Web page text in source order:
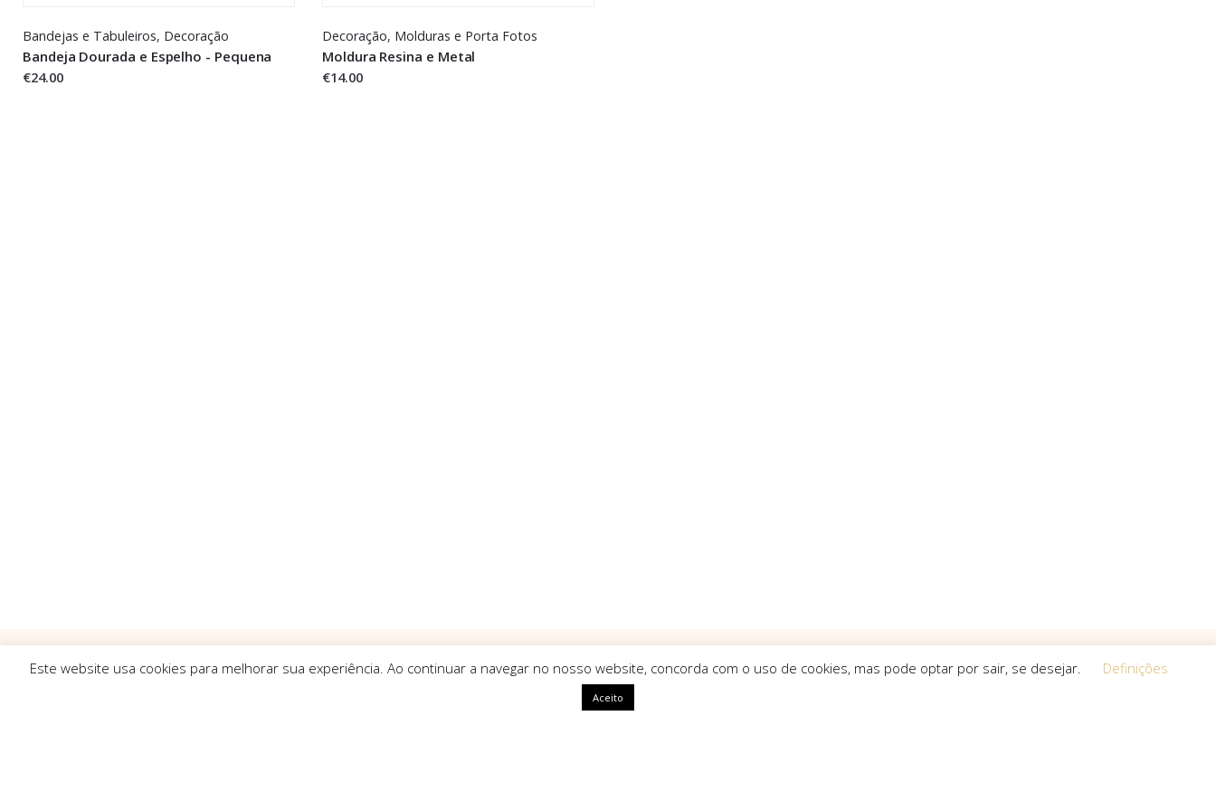
Bandejas e Tabuleiros, Decoração
Bandeja Dourada e Espelho - Pequena
€24.00
Decoração, Molduras e Porta Fotos
Moldura Resina e Metal
€14.00
Este website usa cookies para melhorar sua experiência. Ao continuar a navegar no nosso website, concorda com o uso de cookies, mas pode optar por sair, se desejar. Definições
Aceito